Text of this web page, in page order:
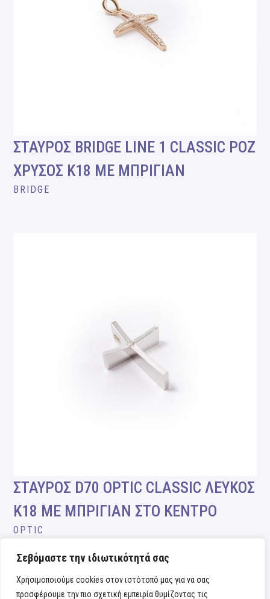
Σεβόμαστε την ιδιωτικότητά σας
Χρησιμοποιούμε cookies στον ιστότοπό μας για να σας
προσφέρουμε την πιο σχετική εμπειρία θυμίζοντας τις
ΣΤΑΥΡΟΣ BRIDGE LINE 1 CLASSIC ΡΟΖ
ΧΡΥΣΟΣ Κ18 ΜΕ ΜΠΡΙΓΙΑΝ
BRIDGE
ΣΤΑΥΡΟΣ D70 OPTIC CLASSIC ΛΕΥΚΟΣ
Κ18 ΜΕ ΜΠΡΙΓΙΑΝ ΣΤΟ ΚΕΝΤΡΟ
OPTIC